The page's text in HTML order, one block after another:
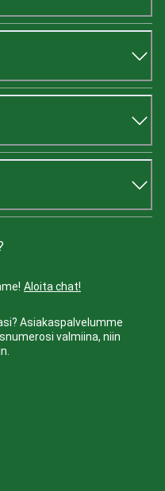
Aloita chat!
Asiakaspalvelumme
valmiina, niin